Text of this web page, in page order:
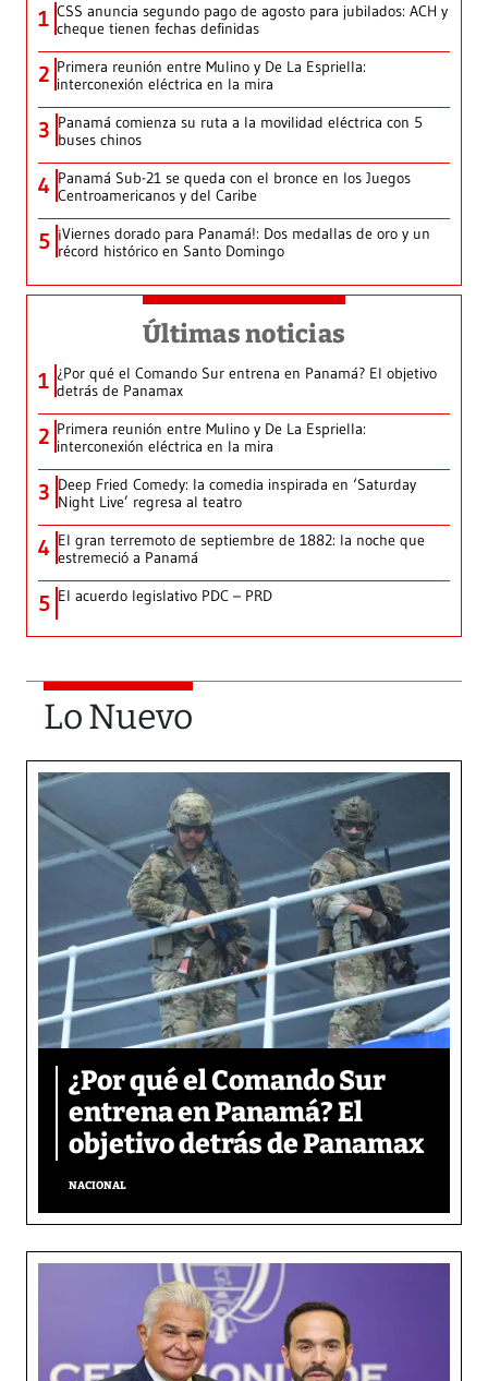
1 CSS anuncia segundo pago de agosto para jubilados: ACH y
cheque tienen fechas definidas
2 Primera reunión entre Mulino y De La Espriella:
interconexión eléctrica en la mira
3 Panamá comienza su ruta a la movilidad eléctrica con 5
buses chinos
4 Panamá Sub-21 se queda con el bronce en los Juegos
Centroamericanos y del Caribe
5 ¡Viernes dorado para Panamá!: Dos medallas de oro y un
récord histórico en Santo Domingo
Últimas noticias
1 ¿Por qué el Comando Sur entrena en Panamá? El objetivo
detrás de Panamax
2 Primera reunión entre Mulino y De La Espriella:
interconexión eléctrica en la mira
3 Deep Fried Comedy: la comedia inspirada en ‘Saturday
Night Live’ regresa al teatro
4 El gran terremoto de septiembre de 1882: la noche que
estremeció a Panamá
5 El acuerdo legislativo PDC – PRD
Lo Nuevo
¿Por qué el Comando Sur
entrena en Panamá? El
objetivo detrás de Panamax
NACIONAL